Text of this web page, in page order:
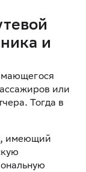
и
или
Тогда в
имеющий